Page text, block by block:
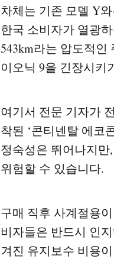
차체는 기존 모델 Y
한국 소비자가 열광
543km라는 압도적인
이오닉 9을 긴장시키
여기서 전문 기자가
착된 ‘콘티넨탈 에코
정숙성은 뛰어나지
위험할 수 있습니다.
구매 직후 사계절용
비자들은 반드시 인
겨진 유지보수 비용